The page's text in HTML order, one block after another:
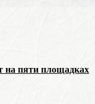
на пяти площадках